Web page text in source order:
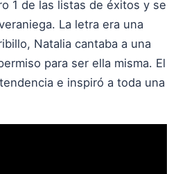
1 de las listas de éxitos y se
La letra era una
Natalia cantaba a una
para ser ella misma. El
e inspiró a toda una